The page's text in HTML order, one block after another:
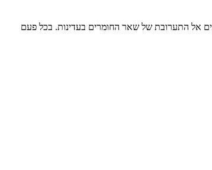
אל התערובת של שאר החומרים בעדינות. בכל פעם